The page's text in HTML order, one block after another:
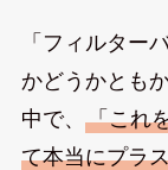
「フィルター
かどうかとも
中で、 「これ
て本当にプラ